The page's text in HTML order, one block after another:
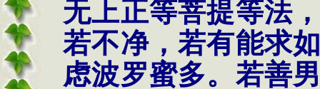
无上正等菩提等法
若不净，若有能求
虑波罗蜜多。若善